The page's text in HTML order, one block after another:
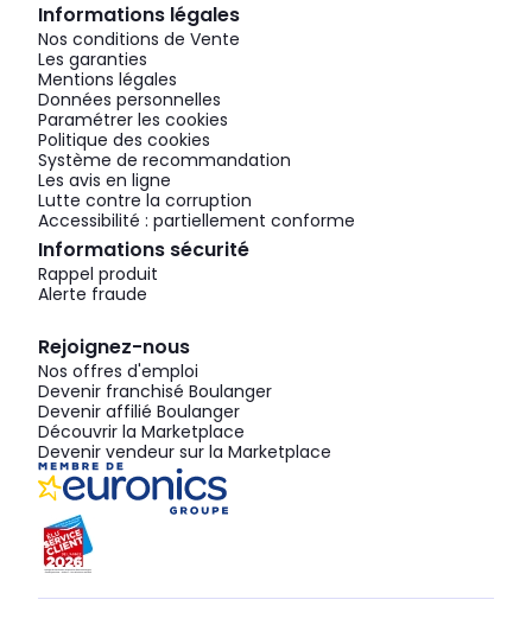
Informations légales
Nos conditions de Vente
Les garanties
Mentions légales
Données personnelles
Paramétrer les cookies
Politique des cookies
Système de recommandation
Les avis en ligne
Lutte contre la corruption
Accessibilité : partiellement conforme
Informations sécurité
Rappel produit
Alerte fraude
Rejoignez-nous
Nos offres d'emploi
Devenir franchisé Boulanger
Devenir affilié Boulanger
Découvrir la Marketplace
Devenir vendeur sur la Marketplace